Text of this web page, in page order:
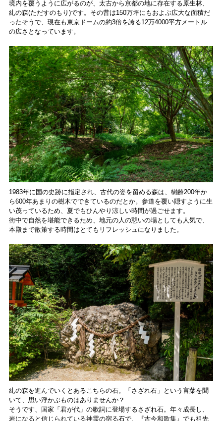
境内を覆うように広がるのが、太古から京都の地に存在する原生林、
糺の森(ただすのもり)です。その昔は150万坪にもおよぶ広大な面積だ
ったそうで、現在も東京ドームの約3倍を誇る12万4000平方メートル
の広さとなっています。
1983年に国の史跡に指定され、古代の姿を留める森は、樹齢200年か
ら600年あまりの樹木でできているのだとか。参道を覆い隠すように生
い茂っているため、夏でもひんやり涼しい時間が過ごせます。
街中で自然を堪能できるため、地元の人の憩いの場としても人気で、
本殿まで散策する時間はとてもリフレッシュになりました。
糺の森を進んでいくとあるこちらの石。「さざれ石」という言葉を聞
いて、思い浮かぶものはありませんか？
そうです、国家「君が代」の歌詞に登場するさざれ石。年々成長し、
岩になると信じられている神霊の宿る石で、『古今和歌集』でも祖先